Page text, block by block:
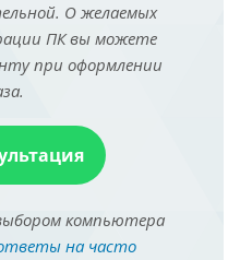
О желаемых
ПК вы можете
при оформлении
компьютера
на часто